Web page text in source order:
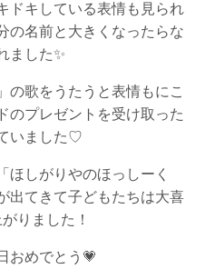
ドキしている表情も見られ
の名前と大きくなったらな
ました✨
の歌をうたうと表情もにこ
のプレゼントを受け取った
いました♡
ほしがりやのほっしーく
出てきて子どもたちは大喜
りました！
おめでとう💗